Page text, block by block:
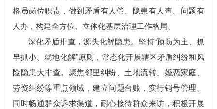
格员岗位职责，做到矛盾有人管、隐患有人查、问题有
人办，构建全方位、立体化基层治理工作格局。
深化矛盾排查，源头化解隐患。坚持“预防为主、抓
早抓小、就地化解”原则，常态化开展辖区矛盾纠纷和风
险隐患大排查。聚焦邻里纠纷、土地流转、婚恋家庭、
劳资纠纷等重点领域，建立问题台账，实行销号管理。
同时畅通群众诉求渠道，耐心接待群众来访，积极开展